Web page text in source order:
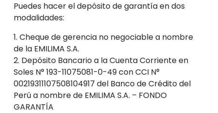
Puedes hacer el depósito de garantía en dos
modalidades:
1. Cheque de gerencia no negociable a nombre
de la EMILIMA S.A.
2. Depósito Bancario a la Cuenta Corriente en
Soles N° 193-11075081-0-49 con CCI N°
00219311107508104917 del Banco de Crédito del
Perú a nombre de EMILIMA S.A. – FONDO
GARANTÍA